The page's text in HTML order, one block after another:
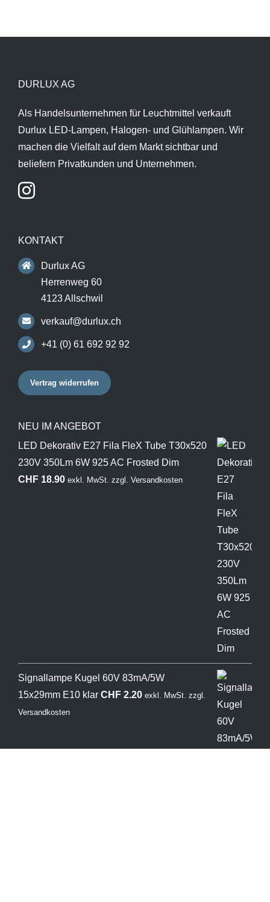
DURLUX AG
Als Handelsunternehmen für Leuchtmittel verkauft
Durlux LED-Lampen, Halogen- und Glühlampen. Wir
machen die Vielfalt auf dem Markt sichtbar und
beliefern Privatkunden und Unternehmen.
KONTAKT
Durlux AG
Herrenweg 60
4123 Allschwil
verkauf@durlux.ch
+41 (0) 61 692 92 92
Vertrag widerrufen
NEU IM ANGEBOT
LED Dekorativ E27 Fila FleX Tube T30x520
230V 350Lm 6W 925 AC Frosted Dim
CHF18.90 exkl. MwSt. zzgl. Versandkosten
Signallampe Kugel 60V 83mA/5W
15x29mm E10 klar CHF2.20 exkl. MwSt. zzgl.
Versandkosten